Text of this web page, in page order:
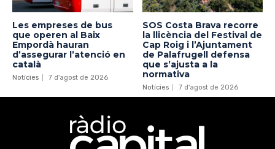
Les empreses de bus
que operen al Baix
Empordà hauran
d’assegurar l’atenció en
català
Notícies 7 d'agost de 2026
SOS Costa Brava recorre
la llicència del Festival de
Cap Roig i l’Ajuntament
de Palafrugell defensa
que s’ajusta a la
normativa
Notícies 7 d'agost de 2026